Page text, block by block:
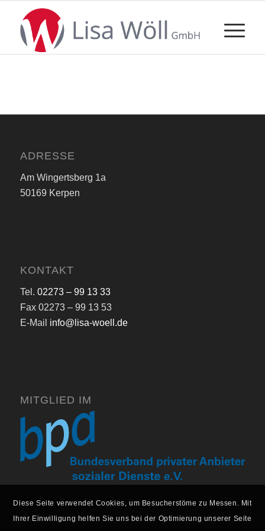
ADRESSE
Am Wingertsberg 1a
50169 Kerpen
KONTAKT
Tel. 02273 – 99 13 33
Fax 02273 – 99 13 53
E-Mail info@lisa-woell.de
MITGLIED IM
Diese Seite verwendet Cookies, um Besucherstöme zu Messen. Mit
Ihrer Einwilligung helfen Sie uns bei der Optimierung unserer Seite